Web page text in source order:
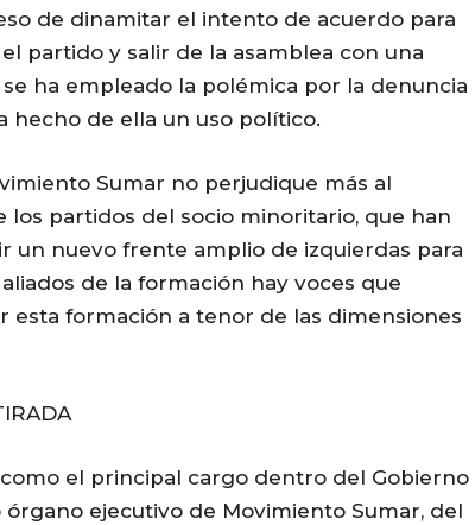
de dinamitar el intento de acuerdo para
partido y salir de la asamblea con una
ha empleado la polémica por la denuncia
hecho de ella un uso político.
Sumar no perjudique más al
partidos del socio minoritario, que han
un nuevo frente amplio de izquierdas para
de la formación hay voces que
esta formación a tenor de las dimensiones
el principal cargo dentro del Gobierno
ejecutivo de Movimiento Sumar, del